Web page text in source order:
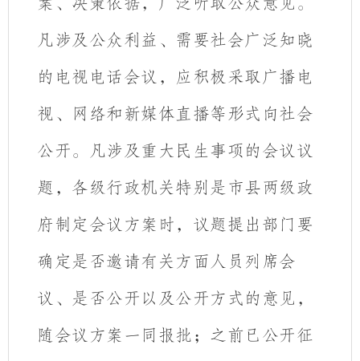
凡涉及公众利益、需要社会广泛知晓
的电视电话会议，应积极采取广播电
视、网络和新媒体直播等形式向社会
公开。凡涉及重大民生事项的会议议
题，各级行政机关特别是市县两级政
府制定会议方案时， 议题提出部门 要
确定是否邀请有关方面人员列席会
议、是否公开以及公开方式的意见，
随会议方案一同报批；之前已公开征